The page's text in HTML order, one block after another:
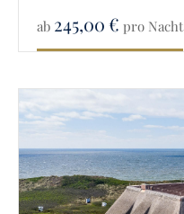
ab 245,00€ pro Nacht